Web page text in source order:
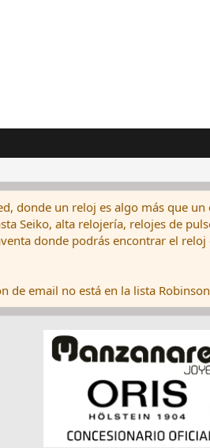
donde un reloj es algo más que
Seiko, alta relojería, relojes de
donde podrás encontrar el
de email no está en la lista